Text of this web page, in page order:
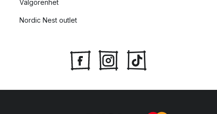
Välgörenhet
Nordic Nest outlet